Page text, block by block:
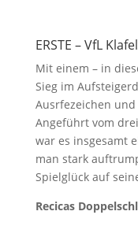
ERSTE – VfL
Mit einem – in
Sieg im
Ausrfezeichen
Angeführt vom
war es insgesamt
man stark
Spielglück auf
Recicas